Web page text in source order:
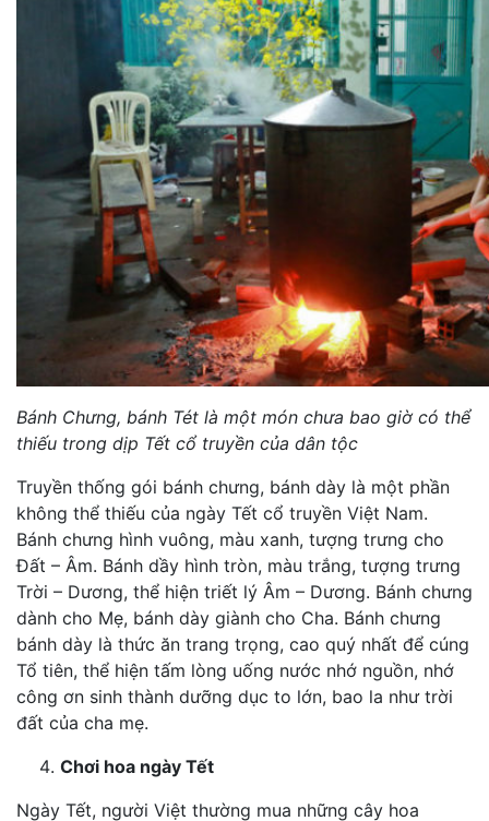
Bánh Chưng, bánh Tét là một món chưa bao giờ có thể
thiếu trong dịp Tết cổ truyền của dân tộc
Truyền thống gói bánh chưng, bánh dày là một phần
không thể thiếu của ngày Tết cổ truyền Việt Nam.
Bánh chưng hình vuông, màu xanh, tượng trưng cho
Đất – Âm. Bánh dầy hình tròn, màu trắng, tượng trưng
Trời – Dương, thể hiện triết lý Âm – Dương. Bánh chưng
dành cho Mẹ, bánh dày giành cho Cha. Bánh chưng
bánh dày là thức ăn trang trọng, cao quý nhất để cúng
Tổ tiên, thể hiện tấm lòng uống nước nhớ nguồn, nhớ
công ơn sinh thành dưỡng dục to lớn, bao la như trời
đất của cha mẹ.
Chơi hoa ngày Tết
Ngày Tết, người Việt thường mua những cây hoa